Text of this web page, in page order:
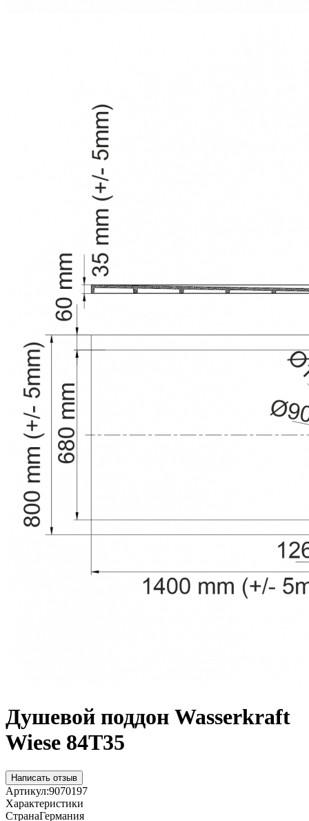
Душевой поддон Wasserkraft
Wiese 84T35
Написать отзыв
Артикул:9070197
Характеристики
СтранаГермания